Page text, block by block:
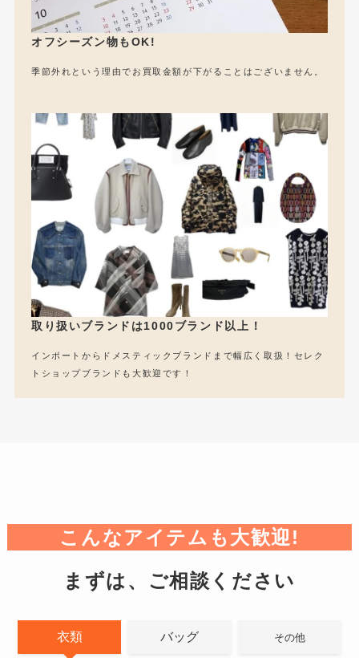
オフシーズン物もOK!
季節外れという理由でお買取金額が下がることはございません。
取り扱いブランドは1000ブランド以上！
インポートからドメスティックブランドまで幅広く取扱！セレク
トショップブランドも大歓迎です！
こんなアイテムも大歓迎!
まずは、ご相談ください
衣類 バッグ その他